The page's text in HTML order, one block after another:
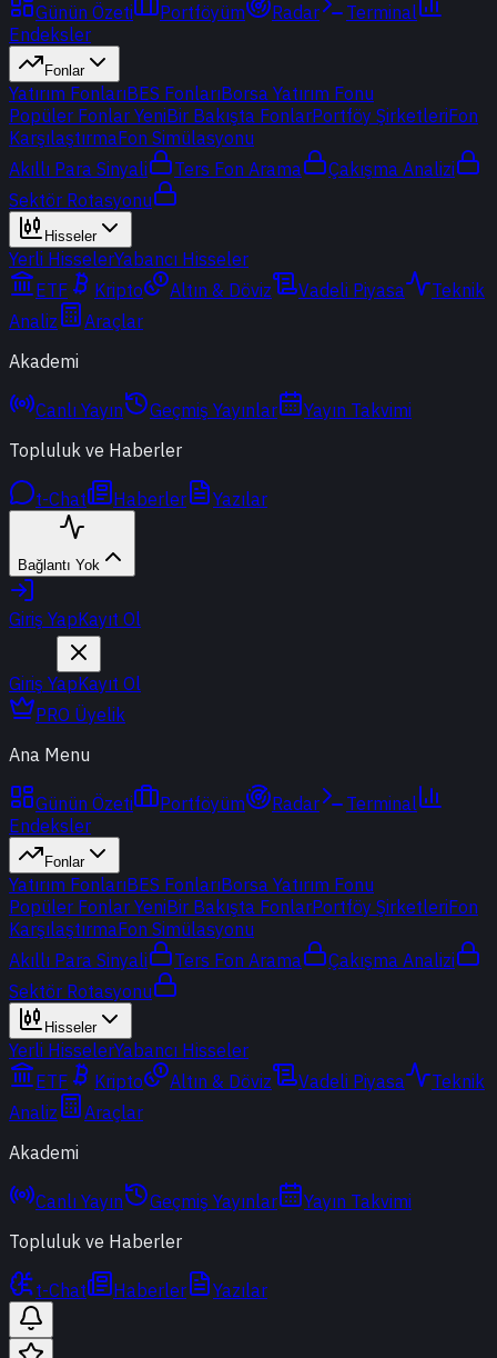
Günün Özeti Portföyüm Radar
Terminal
Endeksler
Fonlar
Yatırım FonlarıBES FonlarıBorsa Yatırım Fonu
Popüler Fonlar YeniBir Bakışta FonlarPortföy ŞirketleriFon
KarşılaştırmaFon Simülasyonu
Akıllı Para Sinyali
Ters Fon Arama
Çakışma Analizi
Sektör Rotasyonu
Hisseler
Yerli HisselerYabancı Hisseler
ETF
Kripto Altın & Döviz Vadeli Piyasa
Teknik
Analiz
Araçlar
Akademi
Canlı Yayın Geçmiş Yayınlar
Yayın Takvimi
Topluluk ve Haberler
t-Chat Haberler Yazılar
Bağlantı Yok
Giriş YapKayıt Ol
Giriş YapKayıt Ol
PRO Üyelik
Ana Menu
Günün Özeti Portföyüm Radar
Terminal
Endeksler
Fonlar
Yatırım FonlarıBES FonlarıBorsa Yatırım Fonu
Popüler Fonlar YeniBir Bakışta FonlarPortföy ŞirketleriFon
KarşılaştırmaFon Simülasyonu
Akıllı Para Sinyali
Ters Fon Arama
Çakışma Analizi
Sektör Rotasyonu
Hisseler
Yerli HisselerYabancı Hisseler
ETF
Kripto Altın & Döviz Vadeli Piyasa
Teknik
Analiz
Araçlar
Akademi
Canlı Yayın Geçmiş Yayınlar
Yayın Takvimi
Topluluk ve Haberler
t-Chat Haberler Yazılar